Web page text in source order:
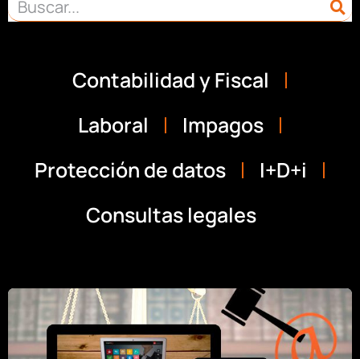
Contabilidad y Fiscal
Laboral
Impagos
Protección de datos
I+D+i
Consultas legales